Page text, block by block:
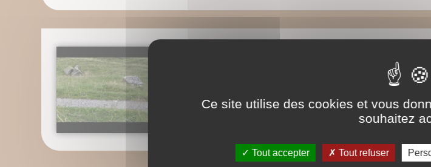
Contenu vidéo lié à l’ouvrage Guide de la
Ce site utilise des cookies et vous
souhaitez
Tout accepter Tout refuser